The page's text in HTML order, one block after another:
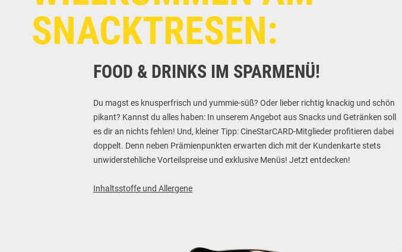
SNACKTRESEN:
FOOD & DRINKS IM SPARMENÜ!
Du magst es knusperfrisch und yummie-süß? Oder lieber richtig knackig und schön
pikant? Kannst du alles haben: In unserem Angebot aus Snacks und Getränken soll
es dir an nichts fehlen! Und, kleiner Tipp: CineStarCARD-Mitglieder profitieren dabei
doppelt. Denn neben Prämienpunkten erwarten dich mit der Kundenkarte stets
unwiderstehliche Vorteilspreise und exklusive Menüs! Jetzt entdecken!
Inhaltsstoffe und Allergene